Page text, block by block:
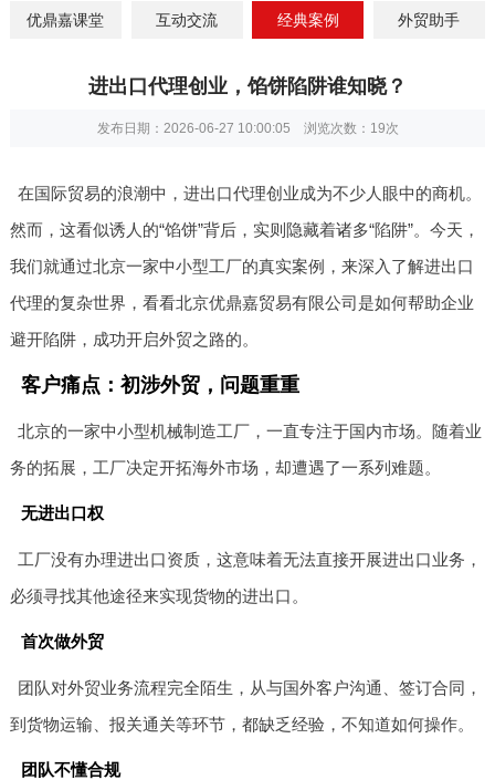
优鼎嘉课堂 互动交流 经典案例 外贸助手
进出口代理创业，馅饼陷阱谁知晓？
发布日期：2026-06-27 10:00:05 浏览次数： 19次
在国际贸易的浪潮中，进出口代理创业成为不少人眼中的商机。
然而，这看似诱人的“馅饼”背后，实则隐藏着诸多“陷阱”。今天，
我们就通过北京一家中小型工厂的真实案例，来深入了解进出口
代理的复杂世界，看看北京优鼎嘉贸易有限公司是如何帮助企业
避开陷阱，成功开启外贸之路的。
客户痛点：初涉外贸，问题重重
北京的一家中小型机械制造工厂，一直专注于国内市场。随着业
务的拓展，工厂决定开拓海外市场，却遭遇了一系列难题。
无进出口权
工厂没有办理进出口资质，这意味着无法直接开展进出口业务，
必须寻找其他途径来实现货物的进出口。
首次做外贸
团队对外贸业务流程完全陌生，从与国外客户沟通、签订合同，
到货物运输、报关通关等环节，都缺乏经验，不知道如何操作。
团队不懂合规